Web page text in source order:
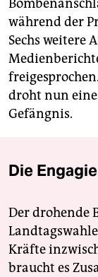
während der
Sechs weitere
droht nun eine
Gefängnis.
Die
Der drohende
Kräfte
braucht es